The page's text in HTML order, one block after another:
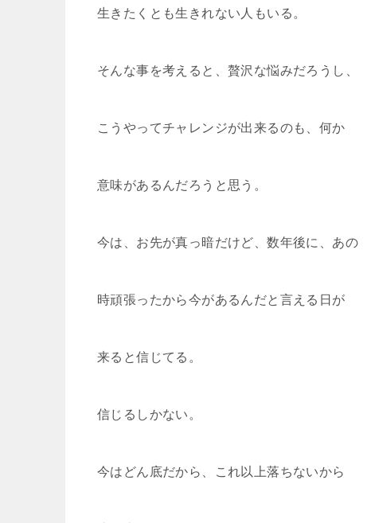
生きたくとも生きれない人もいる。
そんな事を考えると、贅沢な悩みだろうし、
こうやってチャレンジが出来るのも、何か
意味があるんだろうと思う。
今は、お先が真っ暗だけど、数年後に、あの
時頑張ったから今があるんだと言える日が
来ると信じてる。
信じるしかない。
今はどん底だから、これ以上落ちないから